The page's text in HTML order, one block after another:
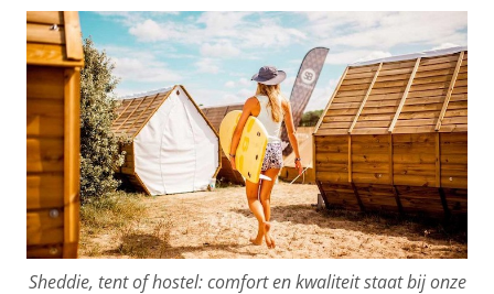
Sheddie, tent of hostel: comfort en kwaliteit staat bij onze